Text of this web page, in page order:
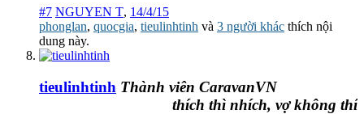
#7 NGUYEN T, 14/4/15
phonglan, quocgia, tieulinhtinh và 3 người khác thích nội
dung này.
tieulinhtinh Thành viên CaravanVN
thích thì nhích, vợ không thích